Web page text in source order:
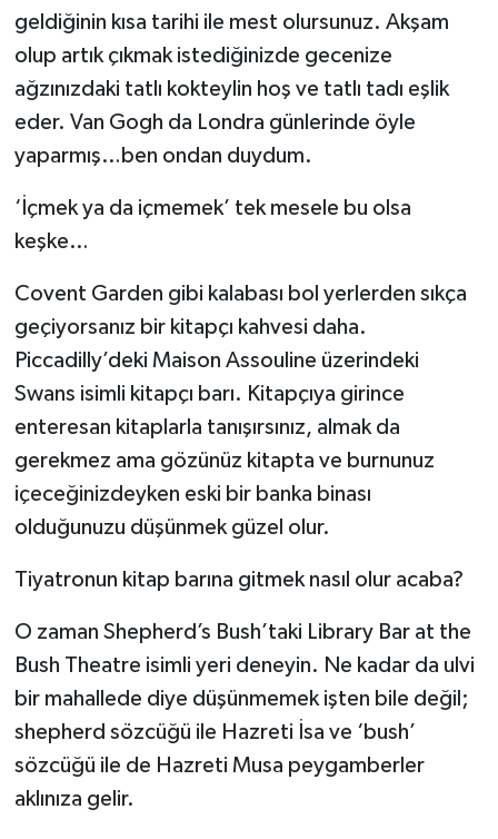
geldiğinin kısa tarihi ile mest olursunuz. Akşam
olup artık çıkmak istediğinizde gecenize
ağzınızdaki tatlı kokteylin hoş ve tatlı tadı eşlik
eder. Van Gogh da Londra günlerinde öyle
yaparmış…ben ondan duydum.
‘İçmek ya da içmemek’ tek mesele bu olsa
keşke…
Covent Garden gibi kalabası bol yerlerden sıkça
geçiyorsanız bir kitapçı kahvesi daha.
Piccadilly’deki Maison Assouline üzerindeki
Swans isimli kitapçı barı. Kitapçıya girince
enteresan kitaplarla tanışırsınız, almak da
gerekmez ama gözünüz kitapta ve burnunuz
içeceğinizdeyken eski bir banka binası
olduğunuzu düşünmek güzel olur.
Tiyatronun kitap barına gitmek nasıl olur acaba?
O zaman Shepherd’s Bush’taki Library Bar at the
Bush Theatre isimli yeri deneyin. Ne kadar da ulvi
bir mahallede diye düşünmemek işten bile değil;
shepherd sözcüğü ile Hazreti İsa ve ‘bush’
sözcüğü ile de Hazreti Musa peygamberler
aklınıza gelir.